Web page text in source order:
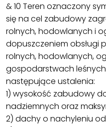
& 10 Teren oznaczony
się na cel zabudowy
rolnych, hodowlanych i
dopuszczeniem obsługi
rolnych, hodowlanych,
gospodarstwach
następujące ustalenia:
1) wysokość zabudowy
nadziemnych oraz
2) dachy o nachyleniu od